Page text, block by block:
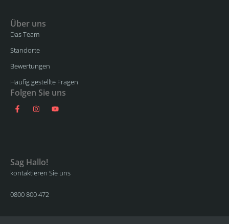
Über uns
Das Team
Standorte
Bewertungen
Häufig gestellte Fragen
Folgen Sie uns
Sag Hallo!
kontaktieren Sie uns
0800 800 472